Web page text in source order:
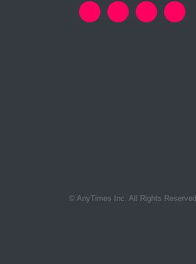
© AnyTimes Inc. All Rights Reserved